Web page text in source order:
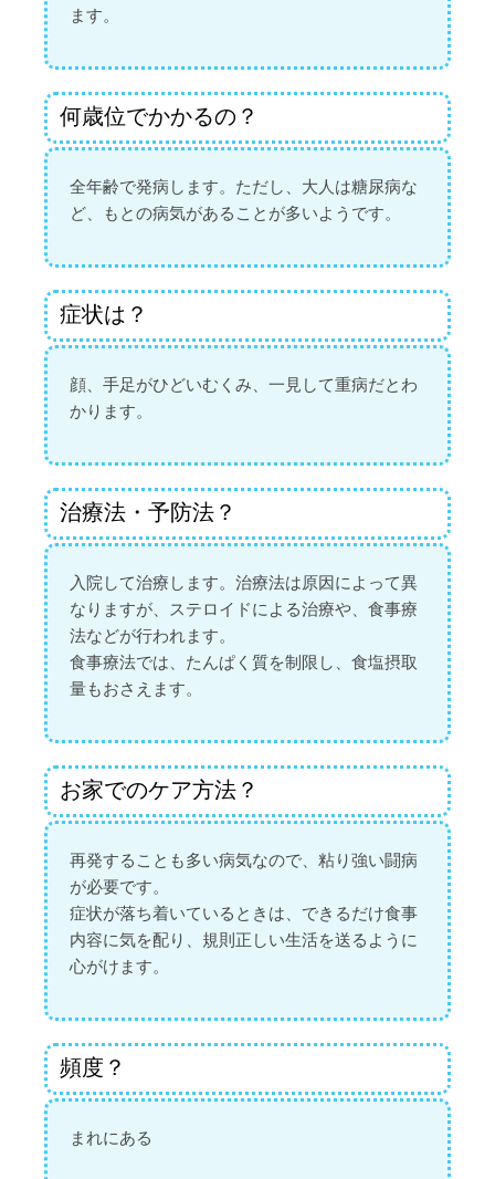
ます。
何歳位でかかるの？
全年齢で発病します。ただし、大人は糖尿病な
ど、もとの病気があることが多いようです。
症状は？
顔、手足がひどいむくみ、一見して重病だとわ
かります。
治療法・予防法？
入院して治療します。治療法は原因によって異
なりますが、ステロイドによる治療や、食事療
法などが行われます。
食事療法では、たんぱく質を制限し、食塩摂取
量もおさえます。
お家でのケア方法？
再発することも多い病気なので、粘り強い闘病
が必要です。
症状が落ち着いているときは、できるだけ食事
内容に気を配り、規則正しい生活を送るように
心がけます。
頻度？
まれにある